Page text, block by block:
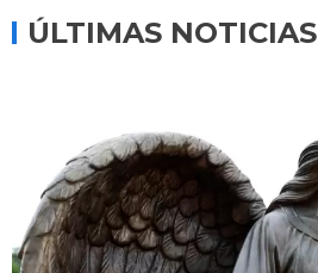
ÚLTIMAS NOTICIAS